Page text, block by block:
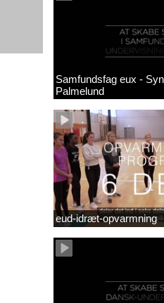
Samfundsfag eux -
Palmelund
eud-idræt-opvarmning